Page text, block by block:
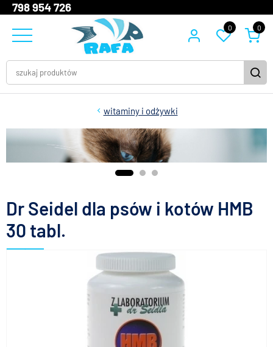
798 954 726
0 0
witaminy i odżywki
Dr Seidel dla psów i kotów HMB
30 tabl.